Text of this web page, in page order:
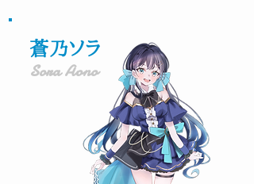
蒼乃ソラ
Sora Aono